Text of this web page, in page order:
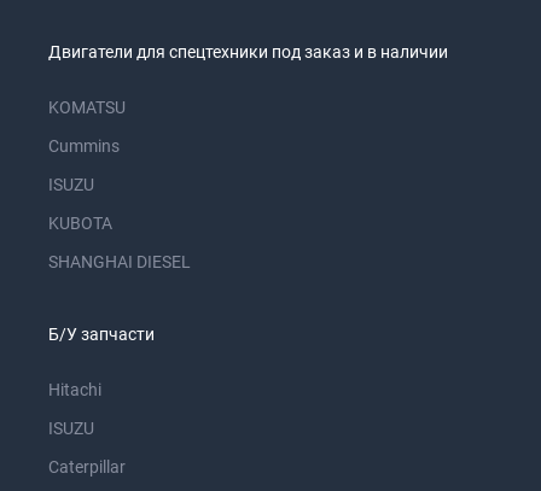
Двигатели для спецтехники под заказ и в наличии
KOMATSU
Cummins
ISUZU
KUBOTA
SHANGHAI DIESEL
Б/У запчасти
Hitachi
ISUZU
Caterpillar